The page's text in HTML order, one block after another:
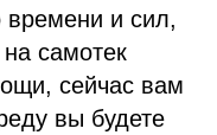
времени и сил,
самотек
сейчас вам
вы будете